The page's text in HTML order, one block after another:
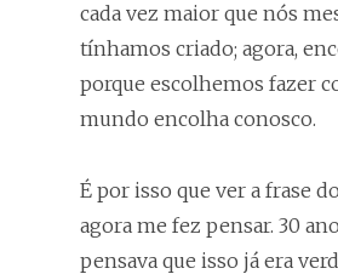
cada vez maior que nós
tínhamos criado; agora,
porque escolhemos fazer
mundo encolha conosco.
É por isso que ver a frase
agora me fez pensar. 30
pensava que isso já era